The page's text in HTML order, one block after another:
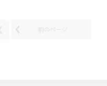
前のページ